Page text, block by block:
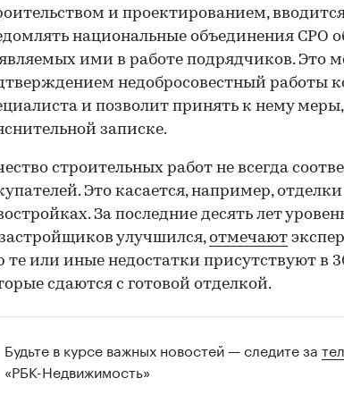
и проектированием,
национальные объединения СРО
ими в работе подрядчиков. Это
недобросовестный работы
и позволит принять к нему меры,
записке.
строительных работ не всегда
Это касается, например,
За последние десять лет
улучшился,отмечают
те или иные недостатки присутствуют в
сдаются с готовой отделкой.
Будьте в курсе важных новостей — следите за
«РБК-Недвижимость»